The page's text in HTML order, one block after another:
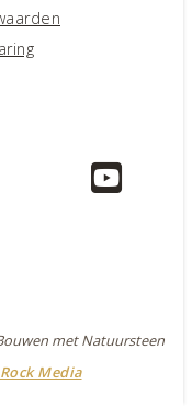
met Natuursteen
Media